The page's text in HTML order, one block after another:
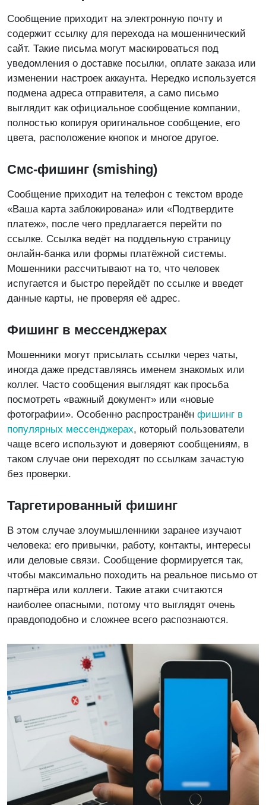
Сообщение приходит на электронную почту и
содержит ссылку для перехода на мошеннический
сайт. Такие письма могут маскироваться под
уведомления о доставке посылки, оплате заказа или
изменении настроек аккаунта. Нередко используется
подмена адреса отправителя, а само письмо
выглядит как официальное сообщение компании,
полностью копируя оригинальное сообщение, его
цвета, расположение кнопок и многое другое.
Смс-фишинг (smishing)
Сообщение приходит на телефон с текстом вроде
«Ваша карта заблокирована» или «Подтвердите
платеж», после чего предлагается перейти по
ссылке. Ссылка ведёт на поддельную страницу
онлайн-банка или формы платёжной системы.
Мошенники рассчитывают на то, что человек
испугается и быстро перейдёт по ссылке и введет
данные карты, не проверяя её адрес.
Фишинг в мессенджерах
Мошенники могут присылать ссылки через чаты,
иногда даже представляясь именем знакомых или
коллег. Часто сообщения выглядят как просьба
посмотреть «важный документ» или «новые
фотографии». Особенно распространён фишинг в
популярных мессенджерах, который пользователи
чаще всего используют и доверяют сообщениям, в
таком случае они переходят по ссылкам зачастую
без проверки.
Таргетированный фишинг
В этом случае злоумышленники заранее изучают
человека: его привычки, работу, контакты, интересы
или деловые связи. Сообщение формируется так,
чтобы максимально походить на реальное письмо от
партнёра или коллеги. Такие атаки считаются
наиболее опасными, потому что выглядят очень
правдоподобно и сложнее всего распознаются.